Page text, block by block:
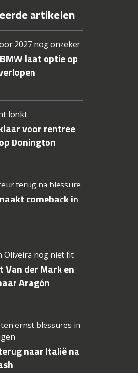
artikelen
2027 nog onzeker
laat optie op
lonkt
voor rentree
Donington
terug na blessure
comeback in
Oliveira nog niet fit
Van der Mark en
Aragón
ernst blessures in
naar Italië na